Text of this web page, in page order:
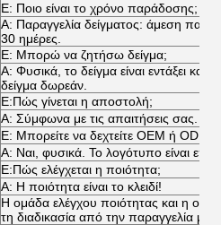
Ε: Ποιο είναι το χρόνο παράδοσης;
Α: Παραγγελία δείγματος: άμεση
30 ημέρες.
Ε: Μπορώ να ζητήσω δείγμα;
Α: Φυσικά, το δείγμα είναι εντάξει
δείγμα δωρεάν.
Ε:Πώς γίνεται η αποστολή;
Α: Σύμφωνα με τις απαιτήσεις σας.
Ε: Μπορείτε να δεχτείτε OEM ή ODM;
Α: Ναι, φυσικά. Το λογότυπο είναι
Ε:Πώς ελέγχεται η ποιότητα;
Α: Η ποιότητα είναι το κλειδί!
Η ομάδα ελέγχου ποιότητας και η
τη διαδικασία από την παραγγελία